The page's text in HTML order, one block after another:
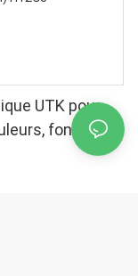
UTK pour
fonction
: 185 cm x